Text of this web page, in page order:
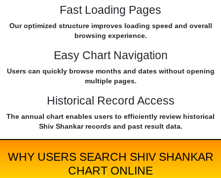
Fast Loading Pages
Our optimized structure improves loading speed and overall
browsing experience.
Easy Chart Navigation
Users can quickly browse months and dates without opening
multiple pages.
Historical Record Access
The annual chart enables users to efficiently review historical
Shiv Shankar records and past result data.
WHY USERS SEARCH SHIV SHANKAR
CHART ONLINE